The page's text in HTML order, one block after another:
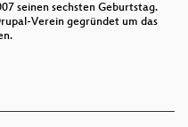
seinen sechsten Geburtstag.
Verein gegründet um das